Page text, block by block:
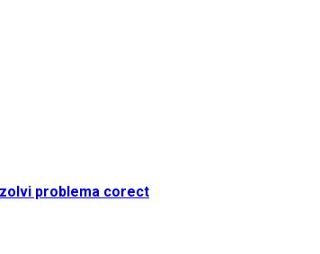
problema corect